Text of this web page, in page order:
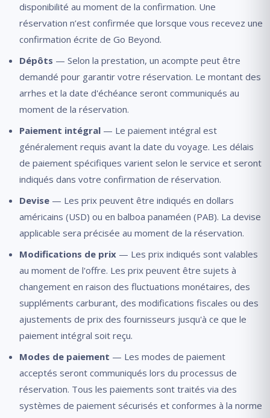
disponibilité au moment de la confirmation. Une
réservation n’est confirmée que lorsque vous recevez une
confirmation écrite de Go Beyond.
Dépôts — Selon la prestation, un acompte peut être
demandé pour garantir votre réservation. Le montant des
arrhes et la date d'échéance seront communiqués au
moment de la réservation.
Paiement intégral — Le paiement intégral est
généralement requis avant la date du voyage. Les délais
de paiement spécifiques varient selon le service et seront
indiqués dans votre confirmation de réservation.
Devise — Les prix peuvent être indiqués en dollars
américains (USD) ou en balboa panaméen (PAB). La devise
applicable sera précisée au moment de la réservation.
Modifications de prix — Les prix indiqués sont valables
au moment de l'offre. Les prix peuvent être sujets à
changement en raison des fluctuations monétaires, des
suppléments carburant, des modifications fiscales ou des
ajustements de prix des fournisseurs jusqu'à ce que le
paiement intégral soit reçu.
Modes de paiement — Les modes de paiement
acceptés seront communiqués lors du processus de
réservation. Tous les paiements sont traités via des
systèmes de paiement sécurisés et conformes à la norme